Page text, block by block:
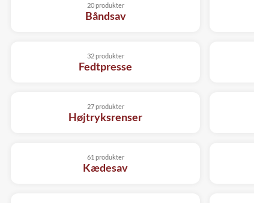
Båndsav
20 produkter
Fedtpresse
32 produkter
Højtryksrenser
27 produkter
Kædesav
61 produkter